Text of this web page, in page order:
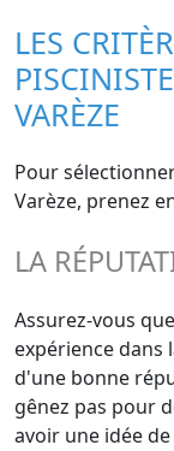
LES
VARÈZE
Pour
Varèze, prenez
LA
Assurez-vous
expérience dans
d'une bonne
gênez pas pour
avoir une idée